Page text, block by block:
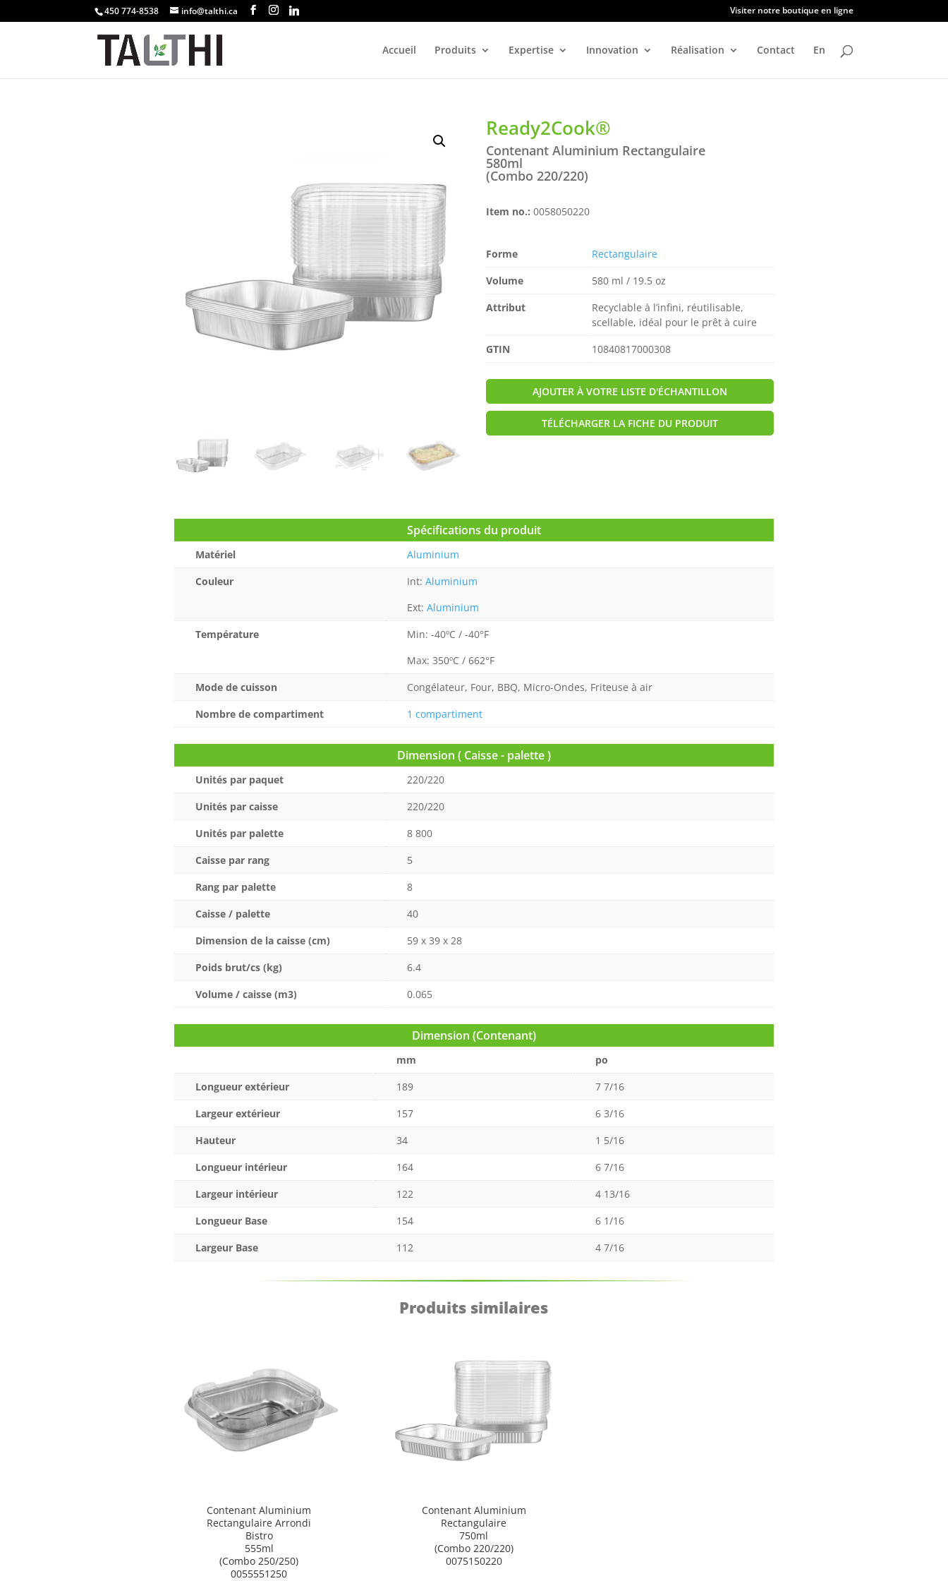
450 774-8538 info@talthi.ca Visiter notre boutique en ligne
Accueil Produits Expertise Innovation Réalisation Contact En
Ready2Cook®
Contenant Aluminium Rectangulaire
580ml
(Combo 220/220)
Item no.:0058050220
Forme
Rectangulaire
Volume
580 ml / 19.5 oz
Attribut
Recyclable à l’infini, réutilisable,
scellable, idéal pour le prêt à cuire
GTIN
10840817000308
AJOUTER À VOTRE LISTE D'ÉCHANTILLON
TÉLÉCHARGER LA FICHE DU PRODUIT
Spécifications du produit
Matériel
Aluminium
Couleur
Int: Aluminium
Ext: Aluminium
Température
Min: -40ºC / -40°F
Max: 350ºC / 662°F
Mode de cuisson
Congélateur, Four, BBQ, Micro-Ondes, Friteuse à air
Nombre de compartiment
1 compartiment
Dimension ( Caisse - palette )
Unités par paquet
220/220
Unités par caisse
220/220
Unités par palette
8 800
Caisse par rang
5
Rang par palette
8
Caisse / palette
40
Dimension de la caisse (cm)
59 x 39 x 28
Poids brut/cs (kg)
6.4
Volume / caisse (m3)
0.065
Dimension (Contenant)
mm
po
Longueur extérieur
189
7 7/16
Largeur extérieur
157
6 3/16
Hauteur
34
1 5/16
Longueur intérieur
164
6 7/16
Largeur intérieur
122
4 13/16
Longueur Base
154
6 1/16
Largeur Base
112 4 7/16
Produits similaires
Contenant Aluminium
Rectangulaire Arrondi
Bistro
555ml
(Combo 250/250)
0055551250
Contenant Aluminium
Rectangulaire
750ml
(Combo 220/220)
0075150220